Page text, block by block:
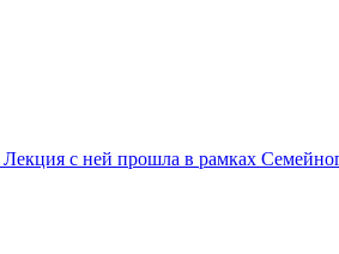
Лекция с ней прошла в рамках